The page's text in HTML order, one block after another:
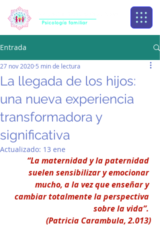
Entrada
La llegada de los hijos:
una nueva experiencia
transformadora y
significativa
27 nov 2020 5 min de lectura
Actualizado: 13 ene
“La maternidad y la paternidad
suelen sensibilizar y emocionar
mucho, a la vez que enseñar y
cambiar totalmente la perspectiva
sobre la vida”.
(Patricia Carambula, 2.013)